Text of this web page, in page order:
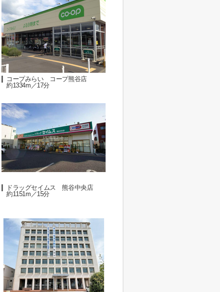
コープみらい コープ熊谷店
約1334m／17分
ドラッグセイムス 熊谷中央店
約1151m／15分